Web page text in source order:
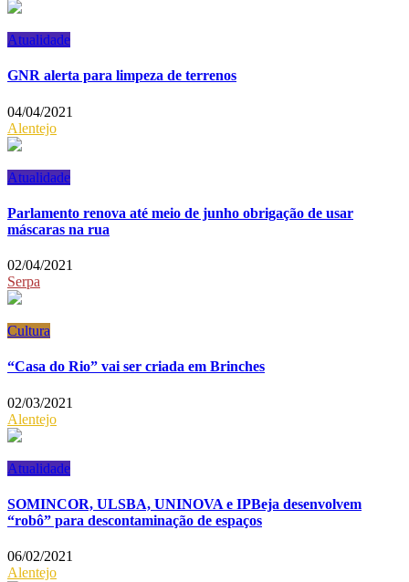
Atualidade
GNR alerta para limpeza de terrenos
04/04/2021
Alentejo
Atualidade
Parlamento renova até meio de junho obrigação de usar
máscaras na rua
02/04/2021
Serpa
Cultura
“Casa do Rio” vai ser criada em Brinches
02/03/2021
Alentejo
Atualidade
SOMINCOR, ULSBA, UNINOVA e IPBeja desenvolvem
“robô” para descontaminação de espaços
06/02/2021
Alentejo